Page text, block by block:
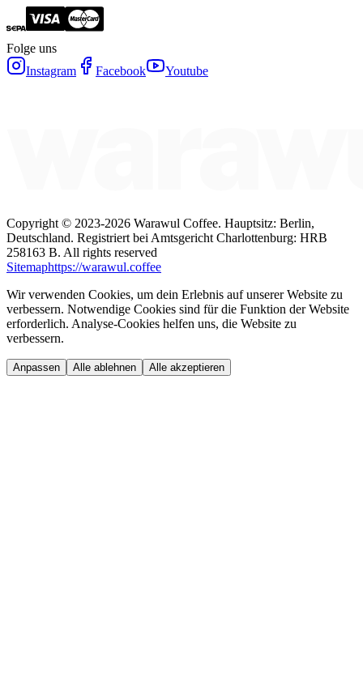
Folge uns
Instagram
Facebook Youtube
Copyright © 2023-2026 Warawul Coffee. Hauptsitz: Berlin,
Deutschland. Registriert bei Amtsgericht Charlottenburg: HRB
258163 B. All rights reserved
Sitemaphttps://warawul.coffee
Wir verwenden Cookies, um dein Erlebnis auf unserer Website zu
verbessern. Notwendige Cookies sind für die Funktion der Website
erforderlich. Analyse-Cookies helfen uns, die Website zu
verbessern.
Anpassen Alle ablehnen Alle akzeptieren